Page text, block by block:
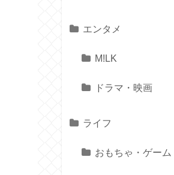
エンタメ
M!LK
ドラマ・映画
ライフ
おもちゃ・ゲーム